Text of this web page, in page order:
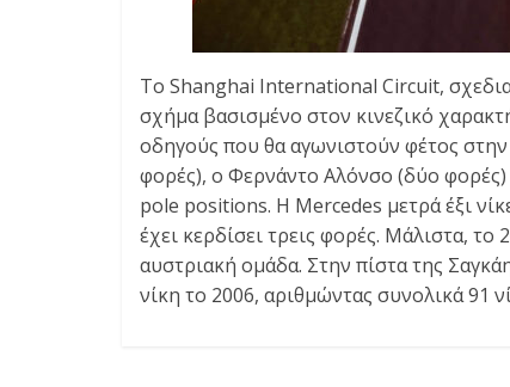
Το Shanghai International Circuit,
σχήμα βασισμένο στον κινεζικό
οδηγούς που θα αγωνιστούν φέτος στην
φορές), ο Φερνάντο Αλόνσο (δύο φορές)
pole positions. Η Mercedes μετρά έξι
έχει κερδίσει τρεις φορές. Μάλιστα,
αυστριακή ομάδα. Στην πίστα της
νίκη το 2006, αριθμώντας συνολικά 91